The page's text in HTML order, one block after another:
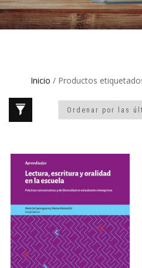
Inicio / Productos